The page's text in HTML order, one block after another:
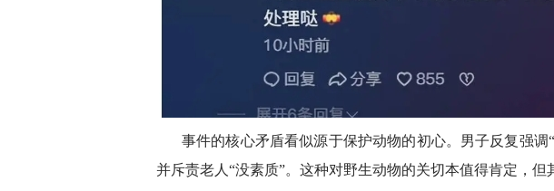
事件的核心矛盾看似源于保护动物的初心。男子反复强调
并斥责老人“没素质”。这种对野生动物的关切本值得肯定，但